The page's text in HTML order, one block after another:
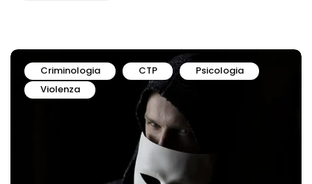
Criminologia CTP
Psicologia
Violenza